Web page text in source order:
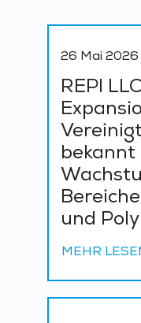
26 Mai 2026
REPI
und
MEHR